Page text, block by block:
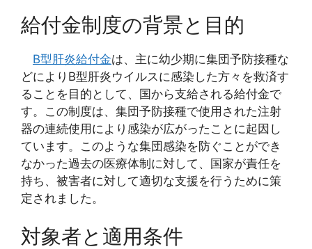
給付金制度の背景と目的
B型肝炎給付金は、主に幼少期に集団予防接種な
どによりB型肝炎ウイルスに感染した方々を救済す
ることを目的として、国から支給される給付金で
す。この制度は、集団予防接種で使用された注射
器の連続使用により感染が広がったことに起因し
ています。このような集団感染を防ぐことができ
なかった過去の医療体制に対して、国家が責任を
持ち、被害者に対して適切な支援を行うために策
定されました。
対象者と適用条件